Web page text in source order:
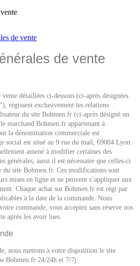
de vente
de vente
détaillées ci-dessous (ci-après désignées
régissent exclusivement les relations
du site Bohmen.fr (ci-après désigné un
marchand Bohmen.fr appartenant à
la dénomination commerciale est
social est situé au 9 rue du mail, 69004 Lyon.
amené à modifier certaines des
générales, aussi il est nécessaire que celles-ci
du site Bohmen.fr. Ces modifications sont
mises en ligne et ne peuvent s’appliquer aux
Chaque achat sur Bohmen.fr est régi par
à la date de la commande. Nous
commande, vous acceptez sans réserve nos
après les avoir lues.
nous mettons à votre disposition le site
24/24h et 7/7j